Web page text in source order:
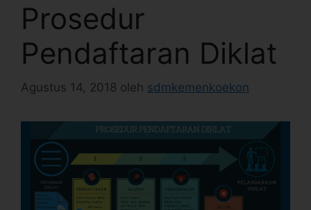
Prosedur
Pendaftaran Diklat
Agustus 14, 2018 oleh sdmkemenkoekon